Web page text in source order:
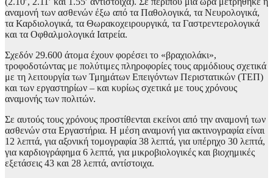
αναμονή των ασθενών έξω από τα Παθολογικά, τα Νευρολογικά,
τα Καρδιολογικά, τα Θωρακοχειρουργικά, τα Γαστρεντερολογικά
και τα Οφθαλμολογικά Ιατρεία.
Σχεδόν 29.600 άτομα έχουν φορέσει το «βραχιολάκι»,
τροφοδοτώντας με πολύτιμες πληροφορίες τους αρμόδιους σχετικά
με τη λειτουργία των Τμημάτων Επειγόντων Περιστατικών (ΤΕΠ)
και των εργαστηρίων – και κυρίως σχετικά με τους χρόνους
αναμονής των πολιτών.
Σε αυτούς τους χρόνους προστίθενται εκείνοι από την αναμονή των
ασθενών στα Εργαστήρια. Η μέση αναμονή για ακτινογραφία είναι
12 λεπτά, για αξονική τομογραφία 38 λεπτά, για υπέρηχο 30 λεπτά,
για καρδιογράφημα 6 λεπτά, για μικροβιολογικές και βιοχημικές
εξετάσεις 43 και 28 λεπτά, αντίστοιχα.